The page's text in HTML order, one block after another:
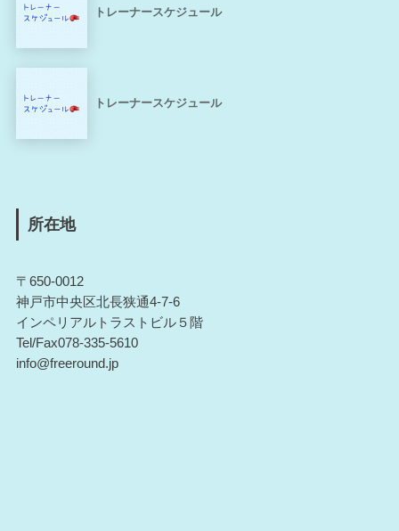
トレーナースケジュール
トレーナースケジュール
所在地
〒650-0012
神戸市中央区北長狭通4-7-6
インペリアルトラストビル５階
Tel/Fax078-335-5610
info@freeround.jp